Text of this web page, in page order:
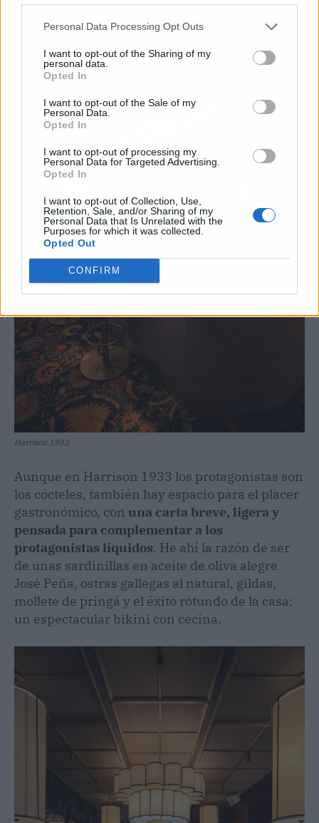
Personal Data Processing Opt Outs
I want to opt-out of the Sharing of my
personal data.
Opted In
I want to opt-out of the Sale of my
Personal Data.
Opted In
I want to opt-out of processing my
Personal Data for Targeted Advertising.
Opted In
I want to opt-out of Collection, Use,
Retention, Sale, and/or Sharing of my
Personal Data that Is Unrelated with the
Purposes for which it was collected.
Opted Out
CONFIRM
Harrison 1933
Aunque en Harrison 1933 los protagonistas son
los cócteles, también hay espacio para el placer
gastronómico, con una carta breve, ligera y
pensada para complementar a los
protagonistas líquidos. He ahí la razón de ser
de unas sardinillas en aceite de oliva alegre
José Peña, ostras gallegas al natural, gildas,
mollete de pringá y el éxito rotundo de la casa:
un espectacular bikini con cecina.